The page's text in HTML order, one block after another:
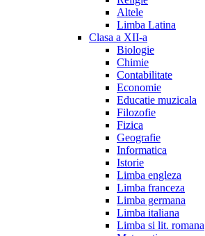
Altele
Limba Latina
Clasa a XII-a
Biologie
Chimie
Contabilitate
Economie
Educatie muzicala
Filozofie
Fizica
Geografie
Informatica
Istorie
Limba engleza
Limba franceza
Limba germana
Limba italiana
Limba si lit. romana